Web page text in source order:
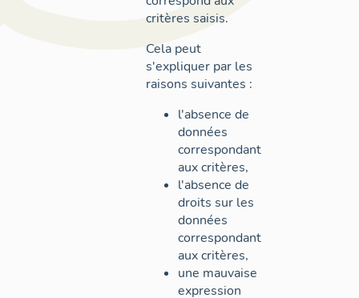
critères saisis.
Cela peut
s'expliquer par les
raisons suivantes :
l'absence de
données
correspondant
aux critères,
l'absence de
droits sur les
données
correspondant
aux critères,
une mauvaise
expression